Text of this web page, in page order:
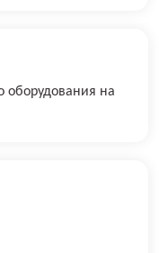
оборудования на